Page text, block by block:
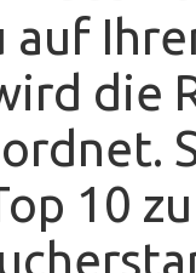
auf
die
10